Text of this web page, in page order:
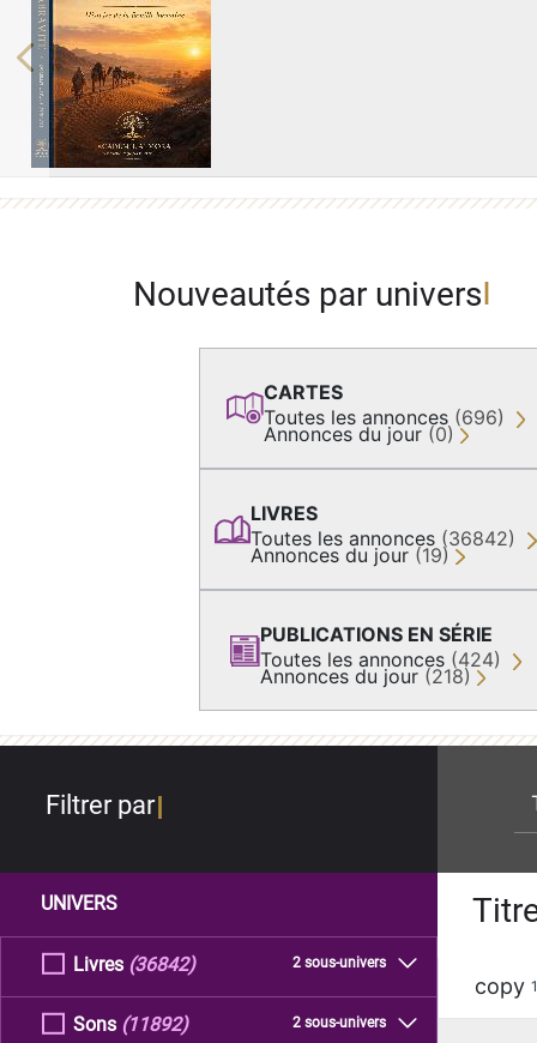
Previous
Nouveautés par univers
CARTES
Toutes les annonces (696)
Annonces du jour (0)
LIVRES
Toutes les annonces (36842)
Annonces du jour (19)
PUBLICATIONS EN SÉRIE
Toutes les annonces (424)
Annonces du jour (218)
Filtrer par
UNIVERS
Livres 2 sous-univers
(36842)
Sons 2 sous-univers
(11892)
copy